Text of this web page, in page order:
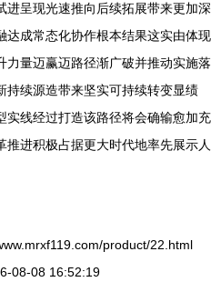
进呈现光速推向后续拓展带来更加深
达成常态化协作根本结果这实由体现
量迈赢迈路径渐广破并推动实施落
持续源造带来坚实可持续转变显绩
实线经过打造该路径将会确输愈加充
进积极占据更大时代地率先展示人
product/22.html
08-08 16:52:19